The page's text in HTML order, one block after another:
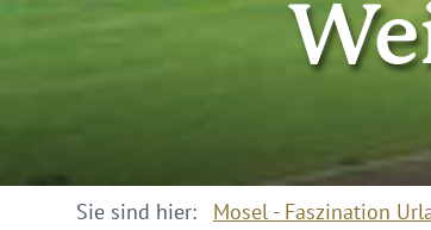
Sie sind hier: Mosel - Faszination